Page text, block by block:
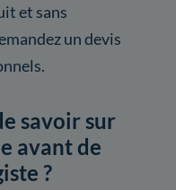
et sans
un devis
savoir sur
avant de
?